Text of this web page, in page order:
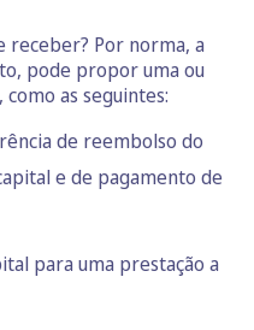
receber? Por norma, a
pode propor uma ou
as seguintes:
de reembolso do
e de pagamento de
para uma prestação a